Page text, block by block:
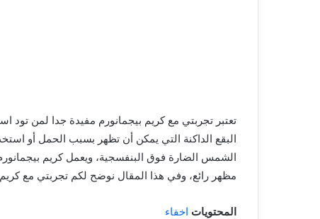
تعتبر تجربتي مع كريم بيجمانورم مفيدة جدا لمن تود
البقع الداكنة التي يمكن أن تظهر بسبب الحمل أو
الشمس الضارة فوق البنفسجية، ويعمل كريم
مظهر رائع، وفي هذا المقال نوضح لكم تجربتي مع
المحتويات اخفاء